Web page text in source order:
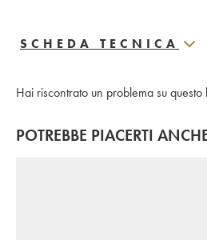
SCHEDA TECNICA
Hai riscontrato un problema su questo
POTREBBE PIACERTI